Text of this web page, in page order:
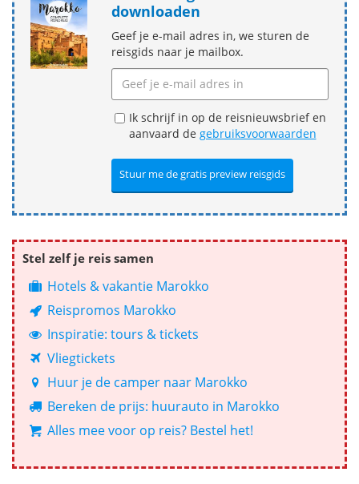
downloaden
Geef je e-mail adres in, we sturen de
reisgids naar je mailbox.
Ik schrijf in op de reisnieuwsbrief en
aanvaard de gebruiksvoorwaarden
Stel zelf je reis samen
Hotels & vakantie Marokko
Reispromos Marokko
Inspiratie: tours & tickets
Vliegtickets
Huur je de camper naar Marokko
Bereken de prijs: huurauto in Marokko
Alles mee voor op reis? Bestel het!